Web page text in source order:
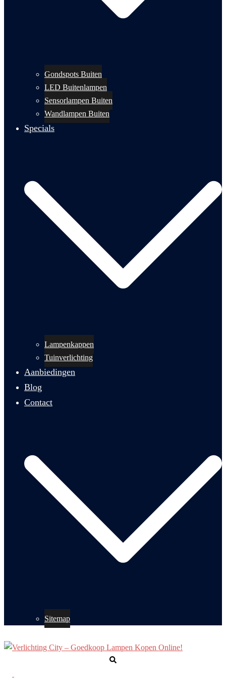
Gondspots Buiten
LED Buitenlampen
Sensorlampen Buiten
Wandlampen Buiten
Specials
Lampenkappen
Tuinverlichting
Aanbiedingen
Blog
Contact
Sitemap